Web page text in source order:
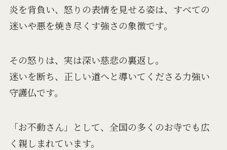
炎を背負い、怒りの表情を見せる姿は、すべての
迷いや悪を焼き尽くす強さの象徴です。
その怒りは、実は深い慈悲の裏返し。
迷いを断ち、正しい道へと導いてくださる力強い
守護仏です。
「お不動さん」として、全国の多くのお寺でも広
く親しまれています。